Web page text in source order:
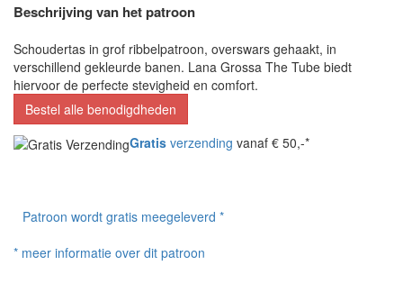
Beschrijving van het patroon
Schoudertas in grof ribbelpatroon, overswars gehaakt, in
verschillend gekleurde banen. Lana Grossa The Tube biedt
hiervoor de perfecte stevigheid en comfort.
Bestel alle benodigdheden
Gratis verzending vanaf € 50,-*
Patroon wordt gratis meegeleverd *
* meer informatie over dit patroon